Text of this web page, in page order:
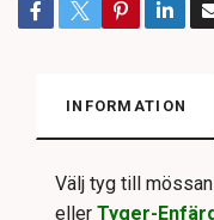
INFORMATION
Välj tyg till
eller Tyger-